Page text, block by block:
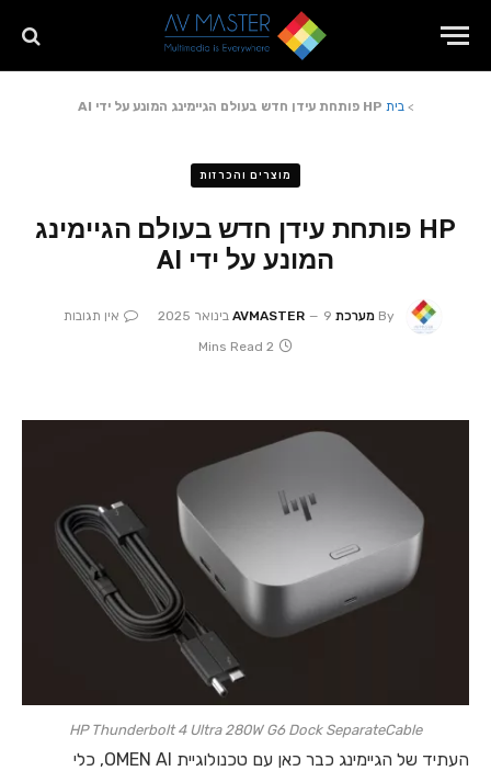
>בית HP פותחת עידן חדש בעולם הגיימינג המונע על ידי AI
מוצרים והכרזות
HP פותחת עידן חדש בעולם הגיימינג
המונע על ידי AI
By מערכת AVMASTER 9 בינואר 2025
אין תגובות
2 Mins Read
HP Thunderbolt 4 Ultra 280W G6 Dock SeparateCable
העתיד של הגיימינג כבר כאן עם טכנולוגיית OMEN AI, כלי